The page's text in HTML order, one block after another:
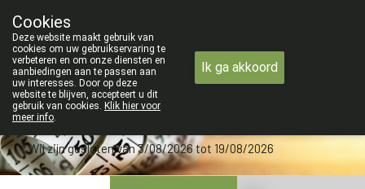
maandag 3 AUGUSTUS tot en met woensdag 19 AUGUSTUS
09 228 32 36
Wij zijn gesloten van 3/08/2026 tot 19/08/2026
Cookies
Deze website maakt gebruik van
cookies om uw gebruikservaring te
verbeteren en om onze diensten en
aanbiedingen aan te passen aan
uw interesses. Door op deze
website te blijven, accepteert u dit
gebruik van cookies. Klik hier voor
meer info.
Ik ga akkoord